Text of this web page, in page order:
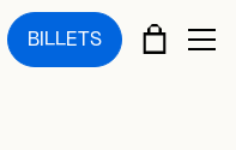
BILLETS PANIER